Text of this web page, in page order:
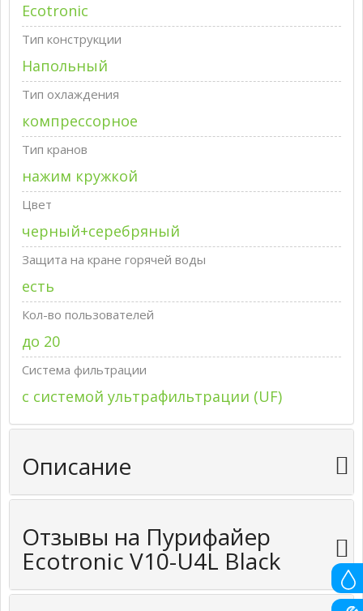
Ecotronic
Тип конструкции
Напольный
Тип охлаждения
компрессорное
Тип кранов
нажим кружкой
Цвет
черный+серебряный
Защита на кране горячей воды
есть
Кол-во пользователей
до 20
Система фильтрации
с системой ультрафильтрации (UF)
Описание
Отзывы на Пурифайер
Ecotronic V10-U4L Black